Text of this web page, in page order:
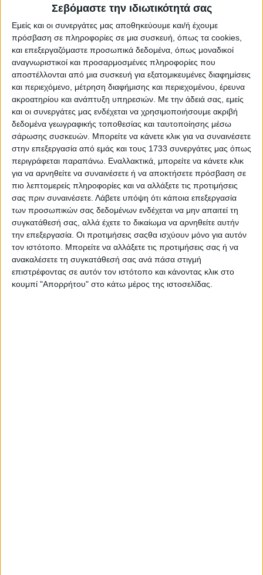
Σεβόμαστε την ιδιωτικότητά σας
Εμείς και οι συνεργάτες μας αποθηκεύουμε και/ή έχουμε
πρόσβαση σε πληροφορίες σε μια συσκευή, όπως τα cookies,
και επεξεργαζόμαστε προσωπικά δεδομένα, όπως μοναδικοί
αναγνωριστικοί και προσαρμοσμένες πληροφορίες που
αποστέλλονται από μια συσκευή για εξατομικευμένες διαφημίσεις
και περιεχόμενο, μέτρηση διαφήμισης και περιεχομένου, έρευνα
ακροατηρίου και ανάπτυξη υπηρεσιών. Με την άδειά σας, εμείς
και οι συνεργάτες μας ενδέχεται να χρησιμοποιήσουμε ακριβή
δεδομένα γεωγραφικής τοποθεσίας και ταυτοποίησης μέσω
σάρωσης συσκευών. Μπορείτε να κάνετε κλικ για να συναινέσετε
στην επεξεργασία από εμάς και τους 1733 συνεργάτες μας όπως
περιγράφεται παραπάνω. Εναλλακτικά, μπορείτε να κάνετε κλικ
για να αρνηθείτε να συναινέσετε ή να αποκτήσετε πρόσβαση σε
πιο λεπτομερείς πληροφορίες και να αλλάξετε τις προτιμήσεις
σας πριν συναινέσετε. Λάβετε υπόψη ότι κάποια επεξεργασία
των προσωπικών σας δεδομένων ενδέχεται να μην απαιτεί τη
συγκατάθεσή σας, αλλά έχετε το δικαίωμα να αρνηθείτε αυτήν
την επεξεργασία. Οι προτιμήσεις σαςθα ισχύουν μόνο για αυτόν
τον ιστότοπο. Μπορείτε να αλλάξετε τις προτιμήσεις σας ή να
ανακαλέσετε τη συγκατάθεσή σας ανά πάσα στιγμή
επιστρέφοντας σε αυτόν τον ιστότοπο και κάνοντας κλικ στο
κουμπί "Απορρήτου" στο κάτω μέρος της ιστοσελίδας.
TractioN: Δείτε το επίσημο trailer του 22ου επεισοδίου
της 24ης σεζόν